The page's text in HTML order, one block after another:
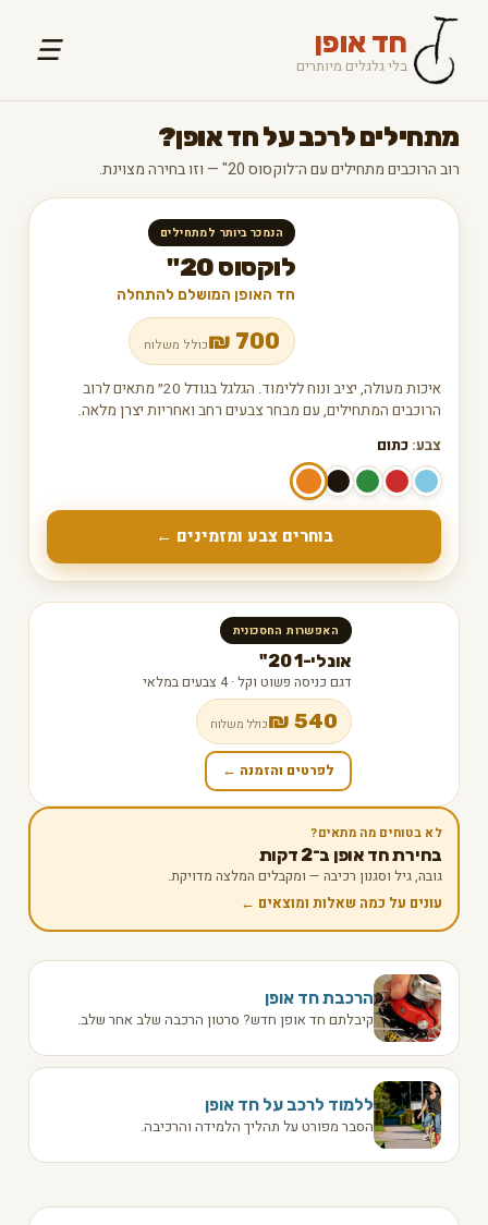
חד אופן
בלי גלגלים מיותרים ☰
מתחילים לרכב על חד אופן?
רוב הרוכבים מתחילים עם ה־לוקסוס 20" — וזו בחירה מצוינת.
הנמכר ביותר למתחילים
לוקסוס 20"
חד האופן המושלם להתחלה
700
₪כולל משלוח
איכות מעולה, יציב ונוח ללימוד. הגלגל בגודל 20״ מתאים לרוב
הרוכבים המתחילים, עם מבחר צבעים רחב ואחריות יצרן מלאה.
צבע: כתום
בוחרים צבע ומזמינים ←
האפשרות החסכונית
אונלי-1 20"
דגם כניסה פשוט וקל · 4 צבעים במלאי
540 ₪ כולל משלוח
לפרטים והזמנה ←
לא בטוחים מה מתאים?
בחירת חד אופן ב־2 דקות
גובה, גיל וסגנון רכיבה — ומקבלים המלצה מדויקת.
עונים על כמה שאלות ומוצאים ←
הרכבת חד אופן
קיבלתם חד אופן חדש? סרטון הרכבה שלב אחר שלב.
ללמוד לרכב על חד אופן
הסבר מפורט על תהליך הלמידה והרכיבה.